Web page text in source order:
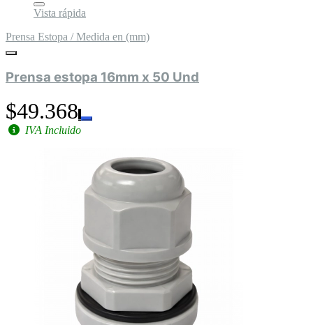
Vista rápida
Prensa Estopa / Medida en (mm)
Prensa estopa 16mm x 50 Und
$49.368
IVA Incluido